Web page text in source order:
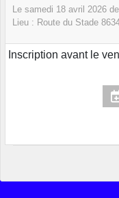
Le samedi 18 avril 2026
Lieu : Route du Stade
Inscription avant le